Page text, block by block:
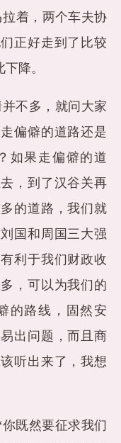
着，两个车夫协
正好走到了比较
降。
不多，就问大家
偏僻的道路还是
如果走偏僻的道
，到了汉谷关再
的道路，我们就
国和周国三大强
利于我们财政收
，可以为我们的
的路线，固然安
出问题，而且商
听出来了，我想
既然要征求我们